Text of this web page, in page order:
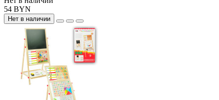
54 BYN
Нет в наличии